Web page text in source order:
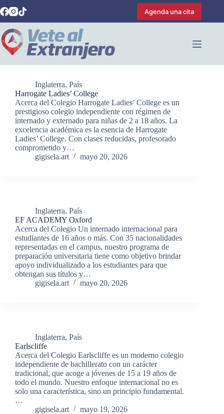
al
contenido
Agenda una cita
Inglaterra, País
Harrogate Ladies’ College
Acerca del Colegio Harrogate Ladies’ College es un
prestigioso colegio independiente con régimen de
internado y externado para niñas de 2 a 18 años. La
excelencia académica es la esencia de Harrogate
Ladies’ College. Con clases reducidas, profesorado
comprometido y…
gigisela.art
mayo 20, 2026
Inglaterra, País
EF ACADEMY Oxford
Acerca del Colegio Un internado internacional para
estudiantes de 16 años o más. Con 35 nacionalidades
representadas en el campus, nuestro programa de
preparación universitaria tiene como objetivo brindar
apoyo individualizado a los estudiantes para que
obtengan sus títulos y…
gigisela.art
mayo 20, 2026
Inglaterra, País
Earlscliffe
Acerca del Colegio Earlscliffe es un moderno colegio
independiente de bachillerato con un carácter
tradicional, que acoge a jóvenes de 15 a 19 años de
todo el mundo. Nuestro enfoque internacional no es
solo una característica, sino un principio fundamental.
…
gigisela.art
mayo 19, 2026